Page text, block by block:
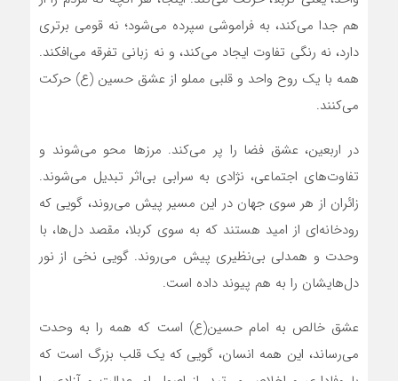
هم جدا می‌کند، به فراموشی سپرده می‌شود؛ نه قومی برتری
دارد، نه رنگی تفاوت ایجاد می‌کند، و نه زبانی تفرقه می‌افکند.
همه با یک روح واحد و قلبی مملو از عشق حسین (ع) حرکت
می‌کنند.
در اربعین، عشق فضا را پر می‌کند. مرزها محو می‌شوند و
تفاوت‌های اجتماعی، نژادی به سرابی بی‌اثر تبدیل می‌شوند.
زائران از هر سوی جهان در این مسیر پیش می‌روند، گویی که
رودخانه‌ای از امید هستند که به سوی کربلا، مقصد دل‌ها، با
وحدت و همدلی بی‌نظیری پیش می‌روند. گویی نخی از نور
دل‌هایشان را به هم پیوند داده است.
عشق خالص به امام حسین(ع) است که همه را به وحدت
می‌رساند، این همه انسان، گویی که یک قلب بزرگ است که